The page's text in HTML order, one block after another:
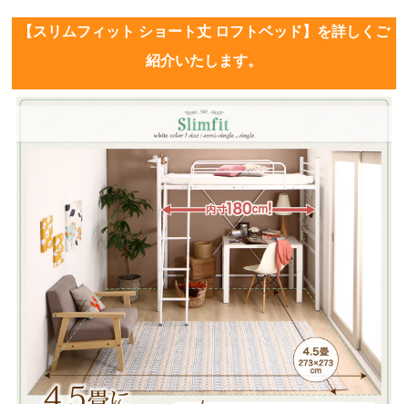
【スリムフィット ショート丈 ロフトベッド】を詳しくご
紹介いたします。